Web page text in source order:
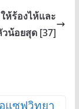
ห้ร้องไห้และ
วน้อยสุด [37]